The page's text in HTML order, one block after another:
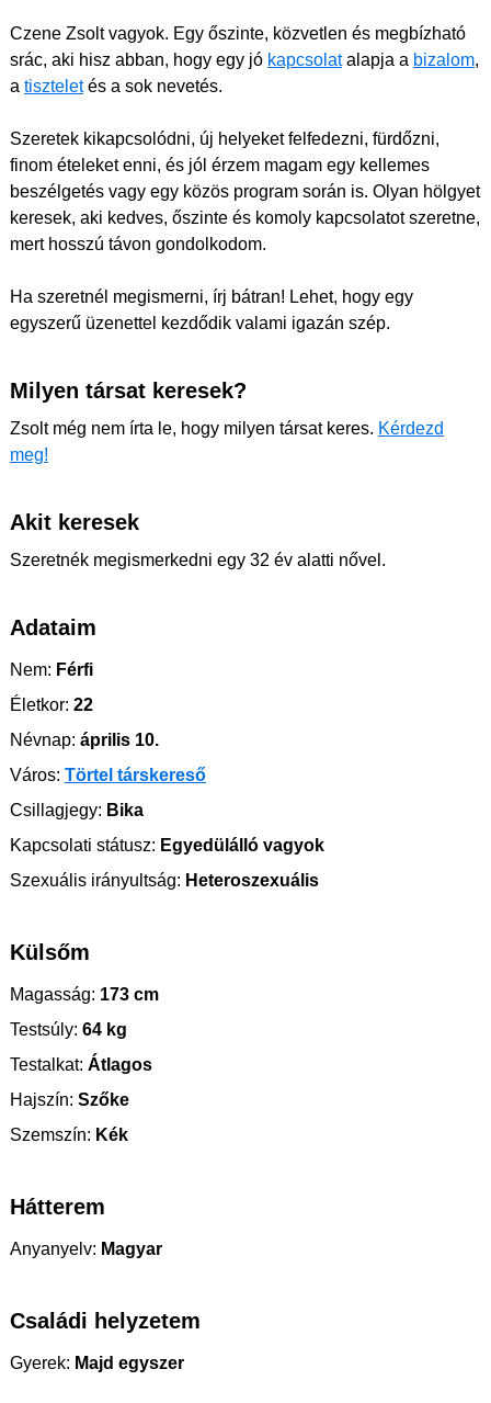
Czene Zsolt vagyok. Egy őszinte, közvetlen és megbízható
srác, aki hisz abban, hogy egy jó kapcsolatalapja a bizalom,
a tiszteletés a sok nevetés.
Szeretek kikapcsolódni, új helyeket felfedezni, fürdőzni,
finom ételeket enni, és jól érzem magam egy kellemes
beszélgetés vagy egy közös program során is. Olyan hölgyet
keresek, aki kedves, őszinte és komoly kapcsolatot szeretne,
mert hosszú távon gondolkodom.
Ha szeretnél megismerni, írj bátran! Lehet, hogy egy
egyszerű üzenettel kezdődik valami igazán szép.
Milyen társat keresek?
Zsolt még nem írta le, hogy milyen társat keres. Kérdezd
meg!
Akit keresek
Szeretnék megismerkedni egy 32 év alatti nővel.
Adataim
Nem: Férfi
Életkor: 22
Névnap: április 10.
Város: Törtel társkereső
Csillagjegy: Bika
Kapcsolati státusz: Egyedülálló vagyok
Szexuális irányultság: Heteroszexuális
Külsőm
Magasság: 173 cm
Testsúly: 64 kg
Testalkat: Átlagos
Hajszín: Szőke
Szemszín: Kék
Hátterem
Anyanyelv: Magyar
Családi helyzetem
Gyerek: Majd egyszer